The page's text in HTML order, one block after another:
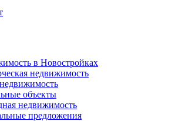
в Новостройках
недвижимость
объекты
недвижимость
предложения